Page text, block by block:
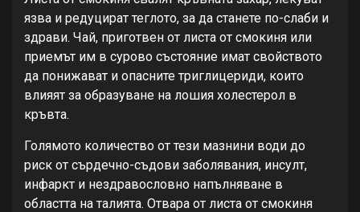
язва и редуцират теглото, за да станете по-слаби и
здрави. Чай, приготвен от листа от смокиня или
приемът им в сурово състояние имат свойството
да понижават и опасните триглицериди, които
влияят за образуване на лошия холестерол в
кръвта.
Голямото количество от тези мазнини води до
риск от сърдечно-съдови заболявания, инсулт,
инфаркт и нездравословно напълняване в
областта на талията. Отвара от листа от смокиня